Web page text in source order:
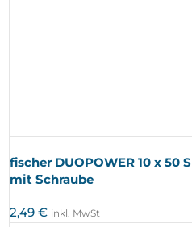
fischer DUOPOWER 10 x 50 S
mit Schraube
2,49 € inkl. MwSt